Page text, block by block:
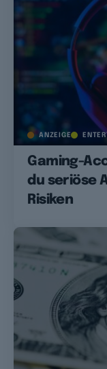
ANZEIGE
Gaming-
du seriöse
Risiken